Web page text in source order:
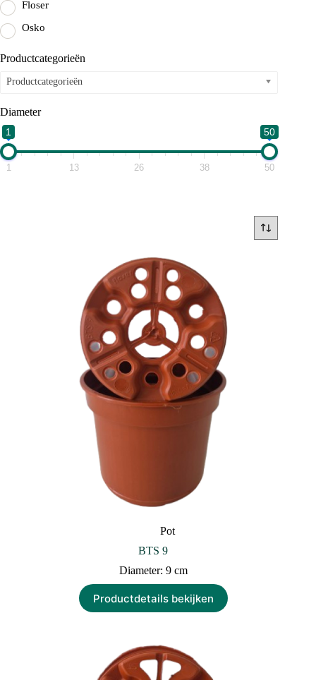
Pot
BTS 9
Diameter: 9 cm
Productdetails bekijken
Floser
Osko
Productcategorieën
Productcategorieën
Diameter
1 50
1 13 26 38 50